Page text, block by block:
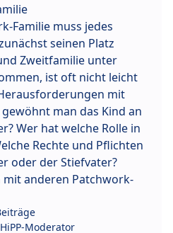
Familie muss jedes
seinen Platz
Zweitfamilie unter
ist oft nicht leicht
mit
man das Kind an
Wer hat welche Rolle in
Rechte und Pflichten
oder der Stiefvater?
mit anderen Patchwork-
HiPP-Moderator